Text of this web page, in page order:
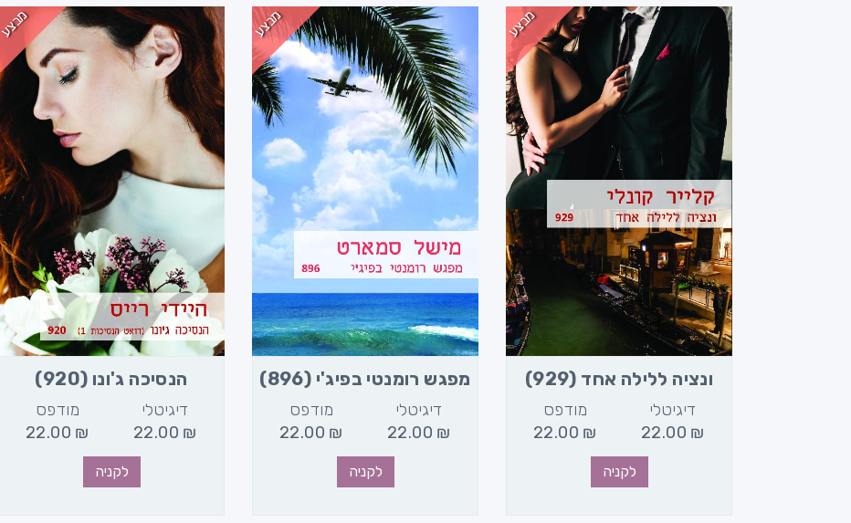
מבצע
הנסיכה ג'ונו (920)
מודפס
22.00 ₪
דיגיטלי
22.00 ₪
לקניה
מבצע
מפגש רומנטי בפיג'י (896)
מודפס
22.00 ₪
דיגיטלי
22.00 ₪
לקניה
מבצע
ונציה ללילה אחד (929)
מודפס
22.00 ₪
דיגיטלי
22.00 ₪
לקניה